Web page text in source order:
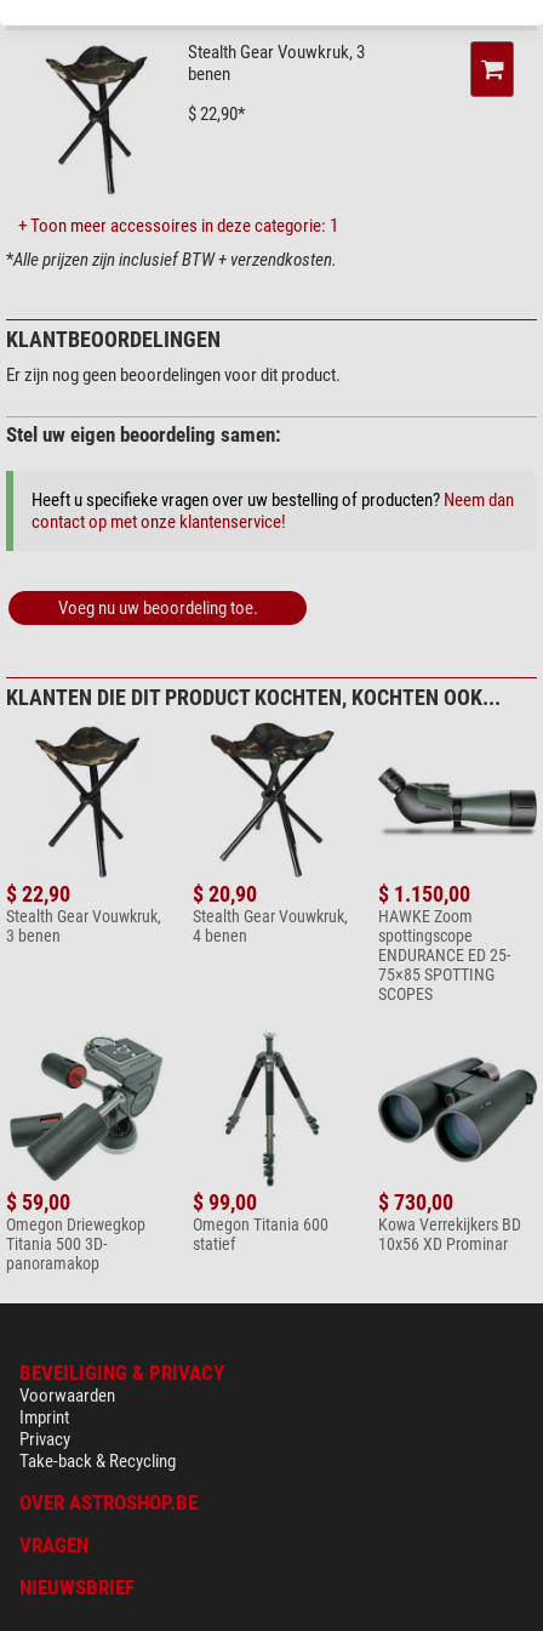
Slijtvast polyester materiaal, houdt zelfs hevige regen buiten
Inclusief draagtas
Camouflagepatroon:
Camo-Tree Camouflage
geoptimaliseerd voor Europese omstandigheden.
Technische informatie:
Hoogte: 152 cm
Diepte: 172 cm
Gewicht: 6 kg
Leveringsomvang:
Camouflage tent
2 tentstokken
8 tentharingen
Tip:Versterk de camouflage door natuurlijke materialen te gebruiken,
veldrand, maar laat het camouflagepatroon er nog echter uitzien door
een paar lage struiken of takken op de voorgrond toe te voegen!
Om uw uitrusting nog beter te camoufleren, raden wij aan om
aanvullend een
klein camouflagenetof camouflagetape
(Stefan Rieger)
Materiaal
Kunststof (slijtvast polyester
(regenbestendig))
Gewicht (kg)
Lengte (cm)
Breedte (cm)
Hoogte (cm)
Omvang van de levering
Stealth Gear Vouwkruk, 3
benen
$ 22,90*
+ Toon meer accessoires in deze categorie: 1
*Alle prijzen zijn inclusief BTW + verzendkosten.
KLANTBEOORDELINGEN
Er zijn nog geen beoordelingen voor dit product.
Stel uw eigen beoordeling samen:
Heeft u specifieke vragen over uw bestelling of producten? Neem dan
contact op met onze klantenservice!
Voeg nu uw beoordeling toe.
KLANTEN DIE DIT PRODUCT KOCHTEN, KOCHTEN OOK...
$ 22,90
Stealth Gear Vouwkruk,
3 benen
$ 20,90
Stealth Gear Vouwkruk,
4 benen
$ 1.150,00
HAWKE Zoom
spottingscope
ENDURANCE ED 25-
75×85 SPOTTING
SCOPES
$ 59,00
Omegon Driewegkop
Titania 500 3D-
panoramakop
$ 99,00
Omegon Titania 600
statief
$ 730,00
Kowa Verrekijkers BD
10x56 XD Prominar
BEVEILIGING & PRIVACY
Voorwaarden
Imprint
Privacy
Take-back & Recycling
OVER ASTROSHOP.BE
VRAGEN
NIEUWSBRIEF